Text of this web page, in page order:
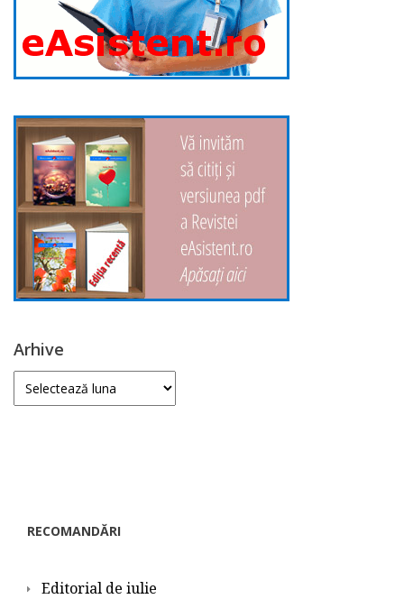
Arhive
Arhive
RECOMANDĂRI
Editorial de iulie